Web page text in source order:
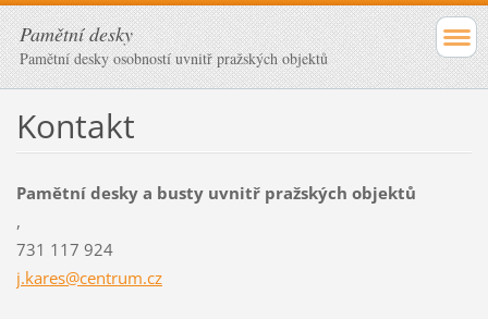
Pamětní desky
Pamětní desky osobností uvnitř pražských objektů
Kontakt
Pamětní desky a busty uvnitř pražských objektů
,
731 117 924
j.kares@centrum.cz